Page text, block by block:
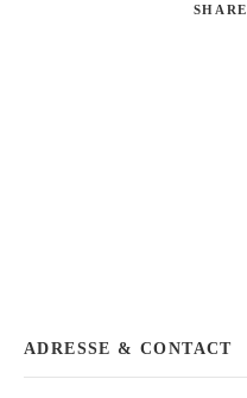
SHARE
ADRESSE & CONTACT